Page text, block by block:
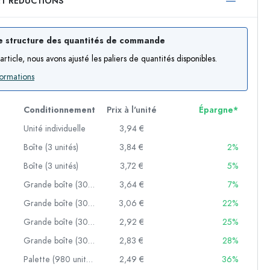
ml
ml
Exemple de présentation
structure des quantités de commande
nous avons ajusté les paliers de quantités disponibles.
Conditionnement Prix à l'unité
Épargne*
Unité individuelle
3,94 €
Boîte (3 unités) 3,84 €
2%
Boîte (3 unités) 3,72 €
5%
Grande boîte (30 unités) 3,64 €
7%
Grande boîte (30 unités) 3,06 €
22%
Grande boîte (30 unités) 2,92 €
25%
Grande boîte (30 unités) 2,83 €
28%
Palette (980 unités) 2,49 € 36%